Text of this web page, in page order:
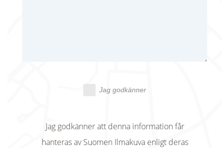
Jag godkänner
Jag godkänner att denna information får
hanteras av Suomen Ilmakuva enligt deras